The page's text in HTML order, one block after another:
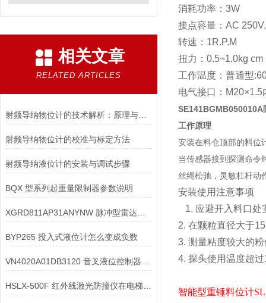
相关文章
RELATED ARTICLES
射频导纳物位计的技术解析：原理与应用
射频导纳物位计的校准与标定方法
射频导纳液位计的安装与调试步骤
BQX 型系列起重量限制器参数说明
BYP265 投入式液位计怎么变成负数
HSLX-500F 红外线激光防撞仪在电梯价值
消耗功率： 3W
接点容量： AC
转速： 1R.P.M
扭力： 0.5~1.0kg cm
工作温度：普通型
电气接口： M20×1.5
SE141BGMB050010A
工作原理
安装在料仓顶部的料位
当传感器接到探测命令
丝绳松驰，灵敏杠杆动
安装使用注意事项
1. 应避开入料口处
2. 在颗粒直径大于
3. 测量粘度较大的
4. 探头使用温度超过
智能型重锤料位计